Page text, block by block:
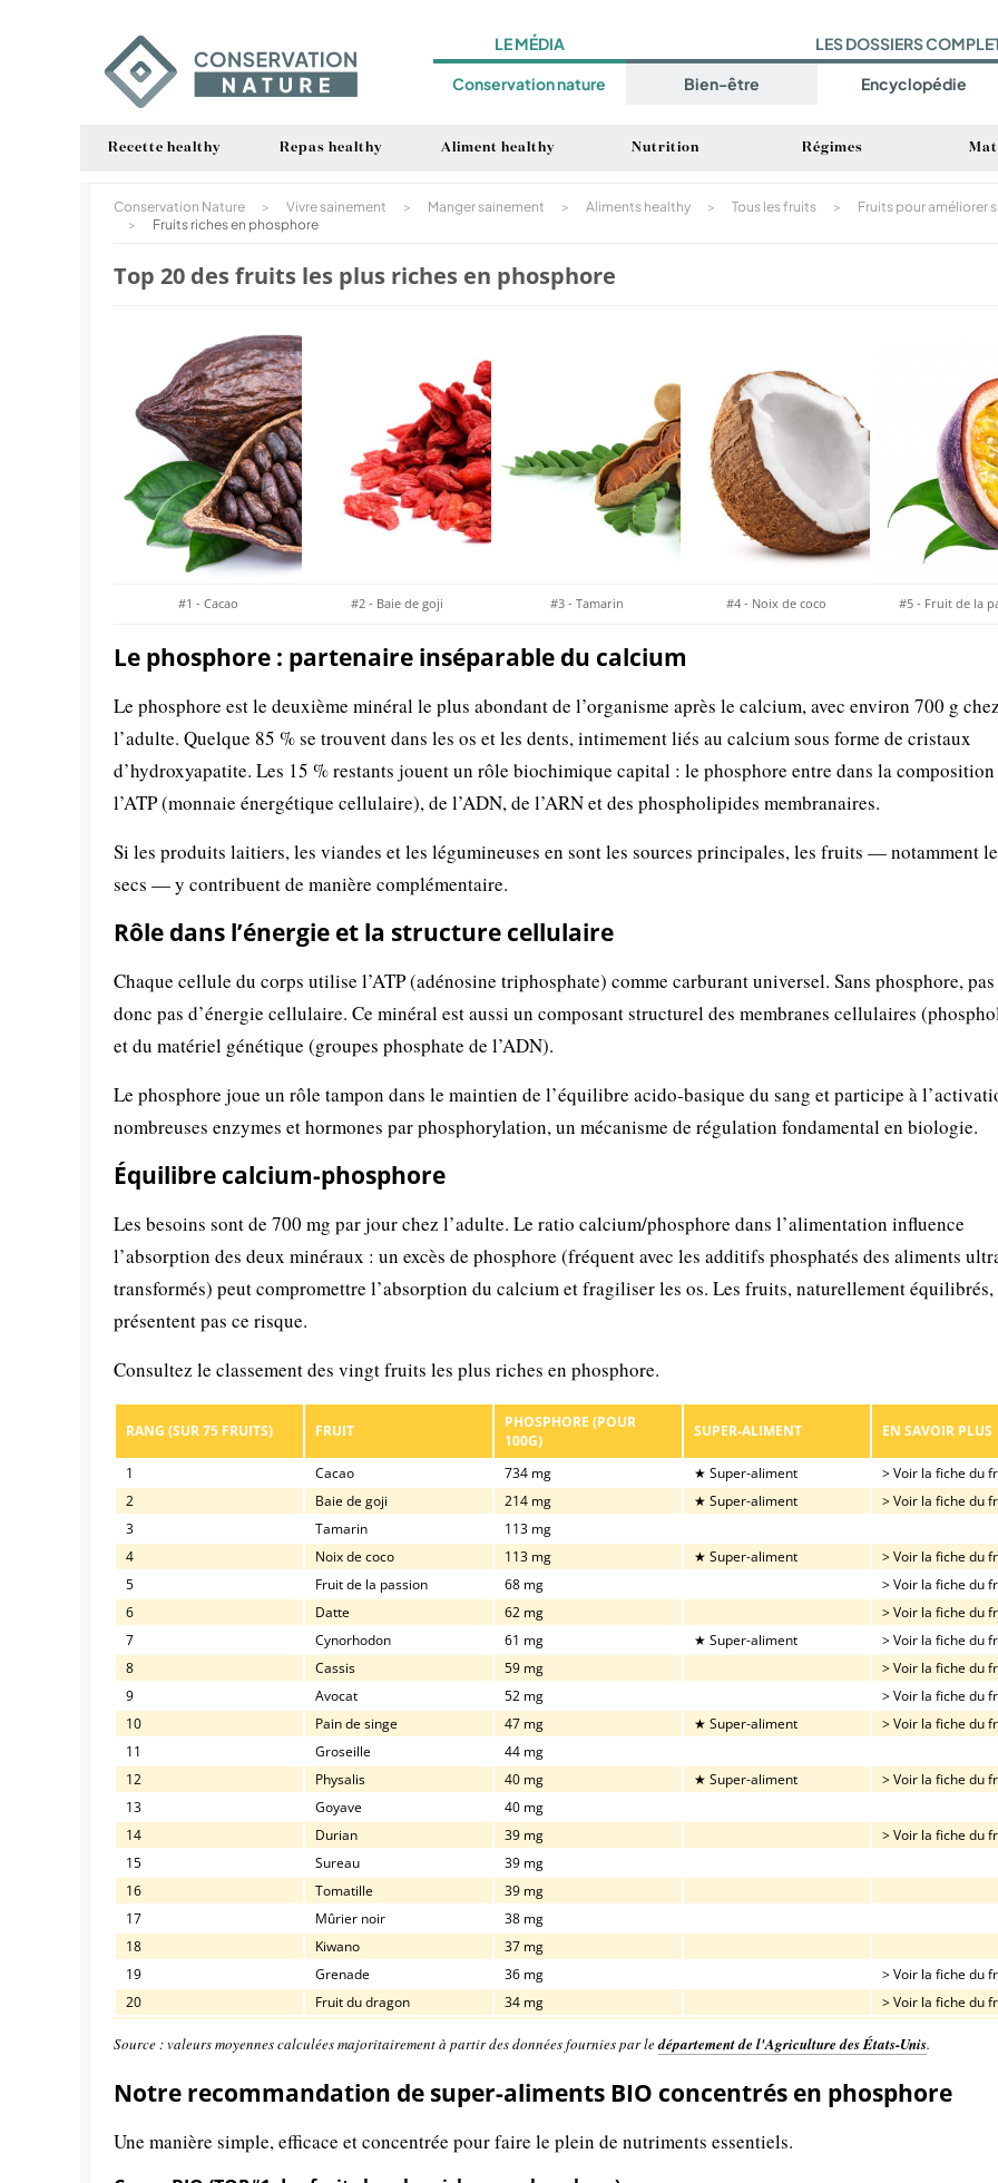
LE MÉDIA
Conservation nature
LES DOSSIERS
Bien-être Encyclopédie
Recette healthy Repas healthy Aliment healthy Nutrition Régimes
Conservation Nature > Vivre sainement > Manger sainement > Aliments healthy > Tous les fruits >
Fruits pour améliorer
>
Fruits riches en phosphore
Top 20 des fruits les plus riches en phosphore
#1 - Cacao #2 - Baie de goji #3 - Tamarin #4 - Noix de coco #5 - Fruit de la
Le phosphore : partenaire inséparable du calcium
Le phosphore est le deuxième minéral le plus abondant de l’organisme après le calcium, avec environ 700 g
l’adulte. Quelque 85 % se trouvent dans les os et les dents, intimement liés au calcium sous forme de cristaux
d’hydroxyapatite. Les 15 % restants jouent un rôle biochimique capital : le phosphore entre dans la
l’ATP (monnaie énergétique cellulaire), de l’ADN, de l’ARN et des phospholipides membranaires.
Si les produits laitiers, les viandes et les légumineuses en sont les sources principales, les fruits — notamment
secs — y contribuent de manière complémentaire.
Rôle dans l’énergie et la structure cellulaire
Chaque cellule du corps utilise l’ATP (adénosine triphosphate) comme carburant universel. Sans phosphore, pas
donc pas d’énergie cellulaire. Ce minéral est aussi un composant structurel des membranes cellulaires
et du matériel génétique (groupes phosphate de l’ADN).
Le phosphore joue un rôle tampon dans le maintien de l’équilibre acido-basique du sang et participe à
nombreuses enzymes et hormones par phosphorylation, un mécanisme de régulation fondamental en biologie.
Équilibre calcium-phosphore
Les besoins sont de 700 mg par jour chez l’adulte. Le ratio calcium/phosphore dans l’alimentation influence
l’absorption des deux minéraux : un excès de phosphore (fréquent avec les additifs phosphatés des aliments
transformés) peut compromettre l’absorption du calcium et fragiliser les os. Les fruits, naturellement équilibrés,
présentent pas ce risque.
Consultez le classement des vingt fruits les plus riches en phosphore.
RANG (SUR 75 FRUITS) FRUIT
PHOSPHORE (POUR
100G)
SUPER-ALIMENT EN SAVOIR PLUS
1 Cacao 734 mg ★ Super-aliment
> Voir la fiche du
2
Baie de goji 214 mg ★ Super-aliment
> Voir la fiche du
3
Tamarin
113 mg
4
Noix de coco 113 mg ★ Super-aliment
> Voir la fiche du
5
Fruit de la passion 68 mg
> Voir la fiche du
6
Datte 62 mg
> Voir la fiche du
7
Cynorhodon 61 mg ★ Super-aliment
> Voir la fiche du
8
Cassis 59 mg
> Voir la fiche du
9
Avocat 52 mg
> Voir la fiche du
10
Pain de singe 47 mg ★ Super-aliment
> Voir la fiche du
11
Groseille
44 mg
12
Physalis 40 mg ★ Super-aliment
> Voir la fiche du
13
Goyave
40 mg
14
Durian 39 mg
> Voir la fiche du
15
Sureau
39 mg
16
Tomatille
39 mg
17
Mûrier noir
38 mg
18
Kiwano
37 mg
19
Grenade 36 mg
> Voir la fiche du
20
Fruit du dragon 34 mg > Voir la fiche du
Source : valeurs moyennes calculées majoritairement à partir des données fournies par ledépartement de l'Agriculture des États-Unis.
Notre recommandation de super-aliments BIO concentrés en phosphore
Une manière simple, efficace et concentrée pour faire le plein de nutriments essentiels.